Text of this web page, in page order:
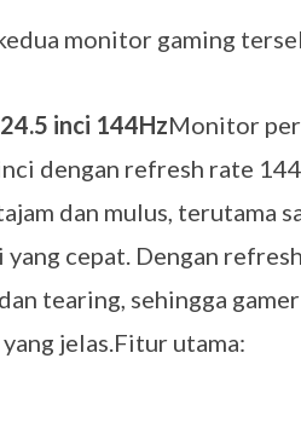
monitor gaming
inci 144HzMonitor
dengan refresh rate
dan mulus, terutama
cepat. Dengan
tearing, sehingga
jelas.Fitur utama: